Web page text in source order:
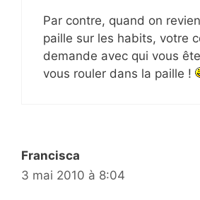
Par contre, quand on
paille sur les habits, votre
demande avec qui vous
vous rouler dans la paille !
Francisca
3 mai 2010 à 8:04